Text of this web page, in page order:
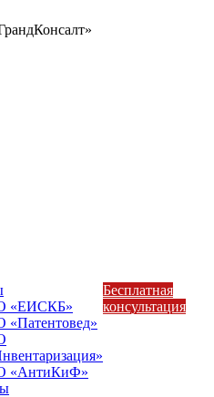
«ЕИСКБ»
«Патентовед»
«АнтиКиФ»
Бесплатная
консультация